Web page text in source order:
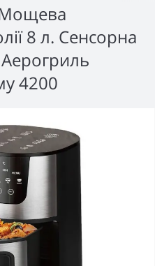
8 л. Сенсорна
4200